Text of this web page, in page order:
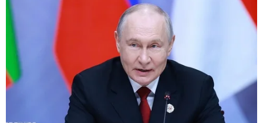
Hiểu thêm về trẻ tự kỷ qua ống kính của
nhiếp ảnh gia nước ngoài
04/04/2017 03:54
Nhiếp ảnh gia người Mỹ Debbie Rasiel đã chọn Việt